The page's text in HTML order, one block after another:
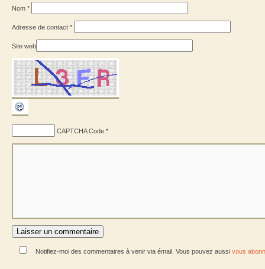
Nom *
Adresse de contact *
Site web
CAPTCHA Code *
Notifiez-moi des commentaires à venir via émail. Vous pouvez aussi vous